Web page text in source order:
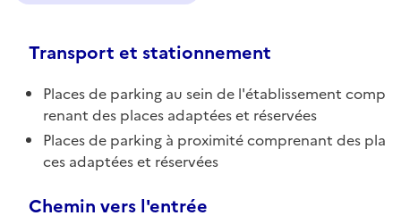
Transport et stationnement
Places de parking au sein de l'établissement comp
renant des places adaptées et réservées
Places de parking à proximité comprenant des pla
ces adaptées et réservées
Chemin vers l'entrée